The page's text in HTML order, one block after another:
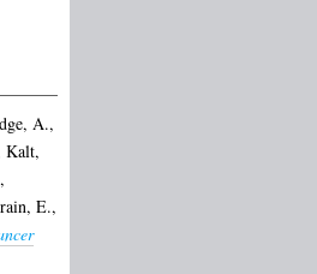
A.,
Kalt,
,
E.,